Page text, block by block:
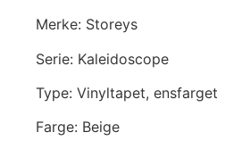
Merke: Storeys
Serie: Kaleidoscope
Type: Vinyltapet, ensfarget
Farge: Beige